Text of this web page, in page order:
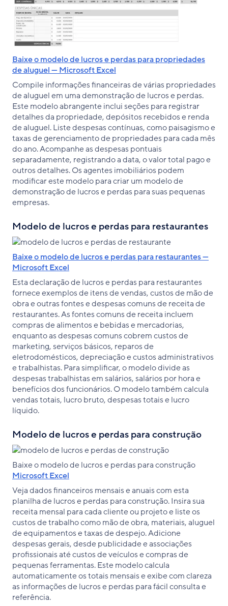
Baixe o modelo de lucros e perdas para propriedades
de aluguel — Microsoft Excel
Compile informações financeiras de várias propriedades
de aluguel em uma demonstração de lucros e perdas.
Este modelo abrangente inclui seções para registrar
detalhes da propriedade, depósitos recebidos e renda
de aluguel. Liste despesas contínuas, como paisagismo e
taxas de gerenciamento de propriedades para cada mês
do ano. Acompanhe as despesas pontuais
separadamente, registrando a data, o valor total pago e
outros detalhes. Os agentes imobiliários podem
modificar este modelo para criar um modelo de
demonstração de lucros e perdas para suas pequenas
empresas.
Modelo de lucros e perdas para restaurantes
Baixe o modelo de lucros e perdas para restaurantes —
Microsoft Excel
Esta declaração de lucros e perdas para restaurantes
fornece exemplos de itens de vendas, custos de mão de
obra e outras fontes e despesas comuns de receita de
restaurantes. As fontes comuns de receita incluem
compras de alimentos e bebidas e mercadorias,
enquanto as despesas comuns cobrem custos de
marketing, serviços básicos, reparos de
eletrodomésticos, depreciação e custos administrativos
e trabalhistas. Para simplificar, o modelo divide as
despesas trabalhistas em salários, salários por hora e
benefícios dos funcionários. O modelo também calcula
vendas totais, lucro bruto, despesas totais e lucro
líquido.
Modelo de lucros e perdas para construção
Baixe o modelo de lucros e perdas para construção
Microsoft Excel
Veja dados financeiros mensais e anuais com esta
planilha de lucros e perdas para construção. Insira sua
receita mensal para cada cliente ou projeto e liste os
custos de trabalho como mão de obra, materiais, aluguel
de equipamentos e taxas de despejo. Adicione
despesas gerais, desde publicidade e associações
profissionais até custos de veículos e compras de
pequenas ferramentas. Este modelo calcula
automaticamente os totais mensais e exibe com clareza
as informações de lucros e perdas para fácil consulta e
referência.